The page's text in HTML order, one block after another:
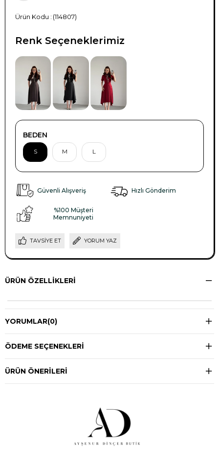
(114807)
Renk Seçeneklerimiz
BEDEN
S M L
Güvenli Alışveriş Hızlı Gönderim
%100 Müşteri
Memnuniyeti
TAVSIYE ET YORUM YAZ
ÜRÜN ÖZELLIKLERI
YORUMLAR(0)
ÖDEME SEÇENEKLERI
ÜRÜN ÖNERILERI